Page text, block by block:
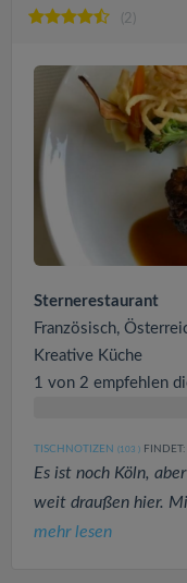
(2)
Sternerestaurant
Französisch,
Kreative Küche
1 von 2 empfehlen
TISCHNOTIZEN (103 ) FINDET:
Es ist noch Köln,
weit draußen hier.
mehr lesen